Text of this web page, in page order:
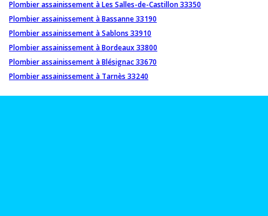
Plombier assainissement à Les Salles-de-Castillon 33350
Plombier assainissement à Bassanne 33190
Plombier assainissement à Sablons 33910
Plombier assainissement à Bordeaux 33800
Plombier assainissement à Blésignac 33670
Plombier assainissement à Tarnès 33240